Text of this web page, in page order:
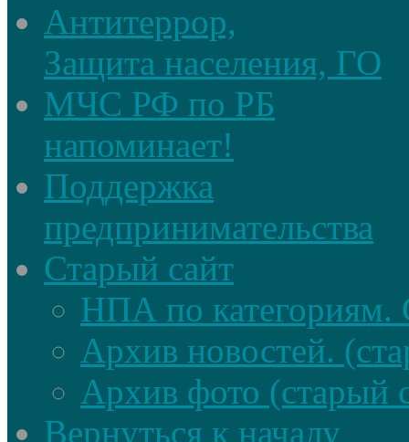
Антитеррор,
Защита населения, ГО
МЧС РФ по РБ
напоминает!
Поддержка
предпринимательства
Старый сайт
НПА по категориям.
Архив новостей.
Архив фото (старый
Вернуться к началу